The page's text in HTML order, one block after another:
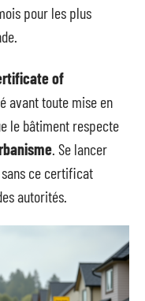
pour les plus
of
avant toute mise en
le bâtiment respecte
. Se lancer
sans ce certificat
autorités.